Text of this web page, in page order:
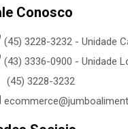
Conosco
(45) 3228-3232 - Unidade
(43) 3336-0900 - Unidade
(45) 3228-3232